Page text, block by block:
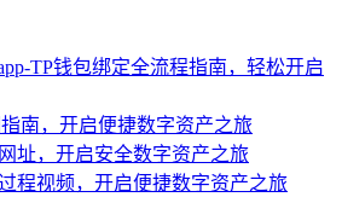
TP钱包绑定全流程指南，轻松开启
南，开启便捷数字资产之旅
址，开启安全数字资产之旅
程视频，开启便捷数字资产之旅